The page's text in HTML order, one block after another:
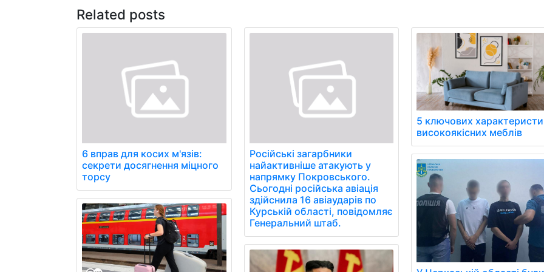
Related posts
6 вправ для косих м'язів:
секрети досягнення міцного
торсу
Російські загарбники
найактивніше атакують у
напрямку Покровського.
Сьогодні російська авіація
здійснила 16 авіаударів по
Курській області, повідомляє
Генеральний штаб.
5 ключових
високоякісних меблів